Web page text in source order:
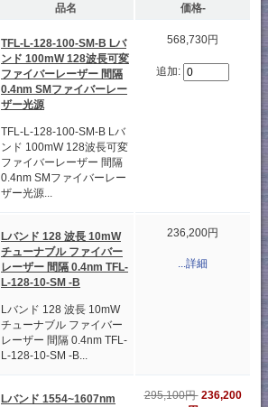
品名 価格-
TFL-L-128-100-SM-B Lバ
ンド 100mW 128波長可変
ファイバーレーザー 間隔
0.4nm SMファイバーレー
ザー光源
TFL-L-128-100-SM-B Lバ
ンド 100mW 128波長可変
ファイバーレーザー 間隔
0.4nm SMファイバーレー
ザー光源...
568,730円
追加:
Lバンド 128 波長 10mW
チューナブル ファイバー
レーザー 間隔 0.4nm TFL-
L-128-10-SM -B
Lバンド 128 波長 10mW
チューナブル ファイバー
レーザー 間隔 0.4nm TFL-
L-128-10-SM -B...
236,200円
...詳細
Lバンド 1554~1607nm
295,100円 236,200